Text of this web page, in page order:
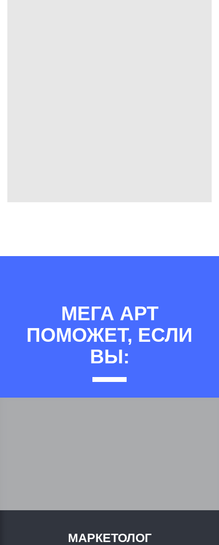
МЕГА АРТ
ПОМОЖЕТ, ЕСЛИ
ВЫ:
МАРКЕТОЛОГ